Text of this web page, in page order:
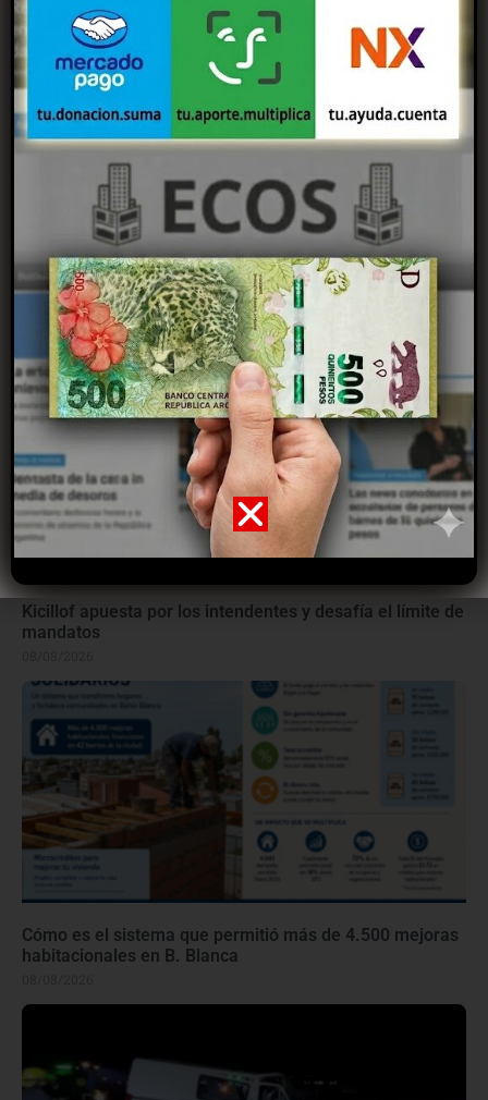
08/08/2026
Murió Jorge Messi, el padre de Lionel Messi, a los 68
años en Rosario
08/08/2026
Kicillof apuesta por los intendentes y desafía el límite de
mandatos
Cómo es el sistema que permitió más de 4.500 mejoras
habitacionales en B. Blanca